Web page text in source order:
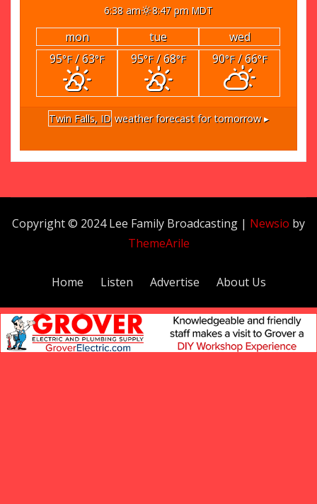
6:38 am 8:47 pm MDT
mon tue
wed
95°F/ 63°F 95°F/ 68°F 90°F/ 66°F
Twin Falls, ID weather forecast for tomorrow ▸
Copyright © 2024 Lee Family Broadcasting | Newsio by
ThemeArile
Home Listen Advertise About Us